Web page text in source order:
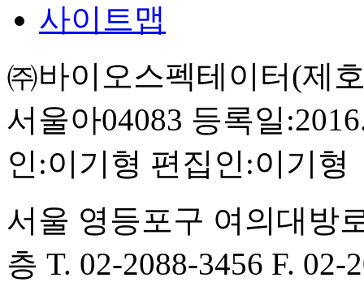
사이트맵
㈜바이오스펙테이터(제
서울아04083 등록일
인:이기형 편집인:이기형
서울 영등포구 여의대방
층 T. 02-2088-3456 F. 02-